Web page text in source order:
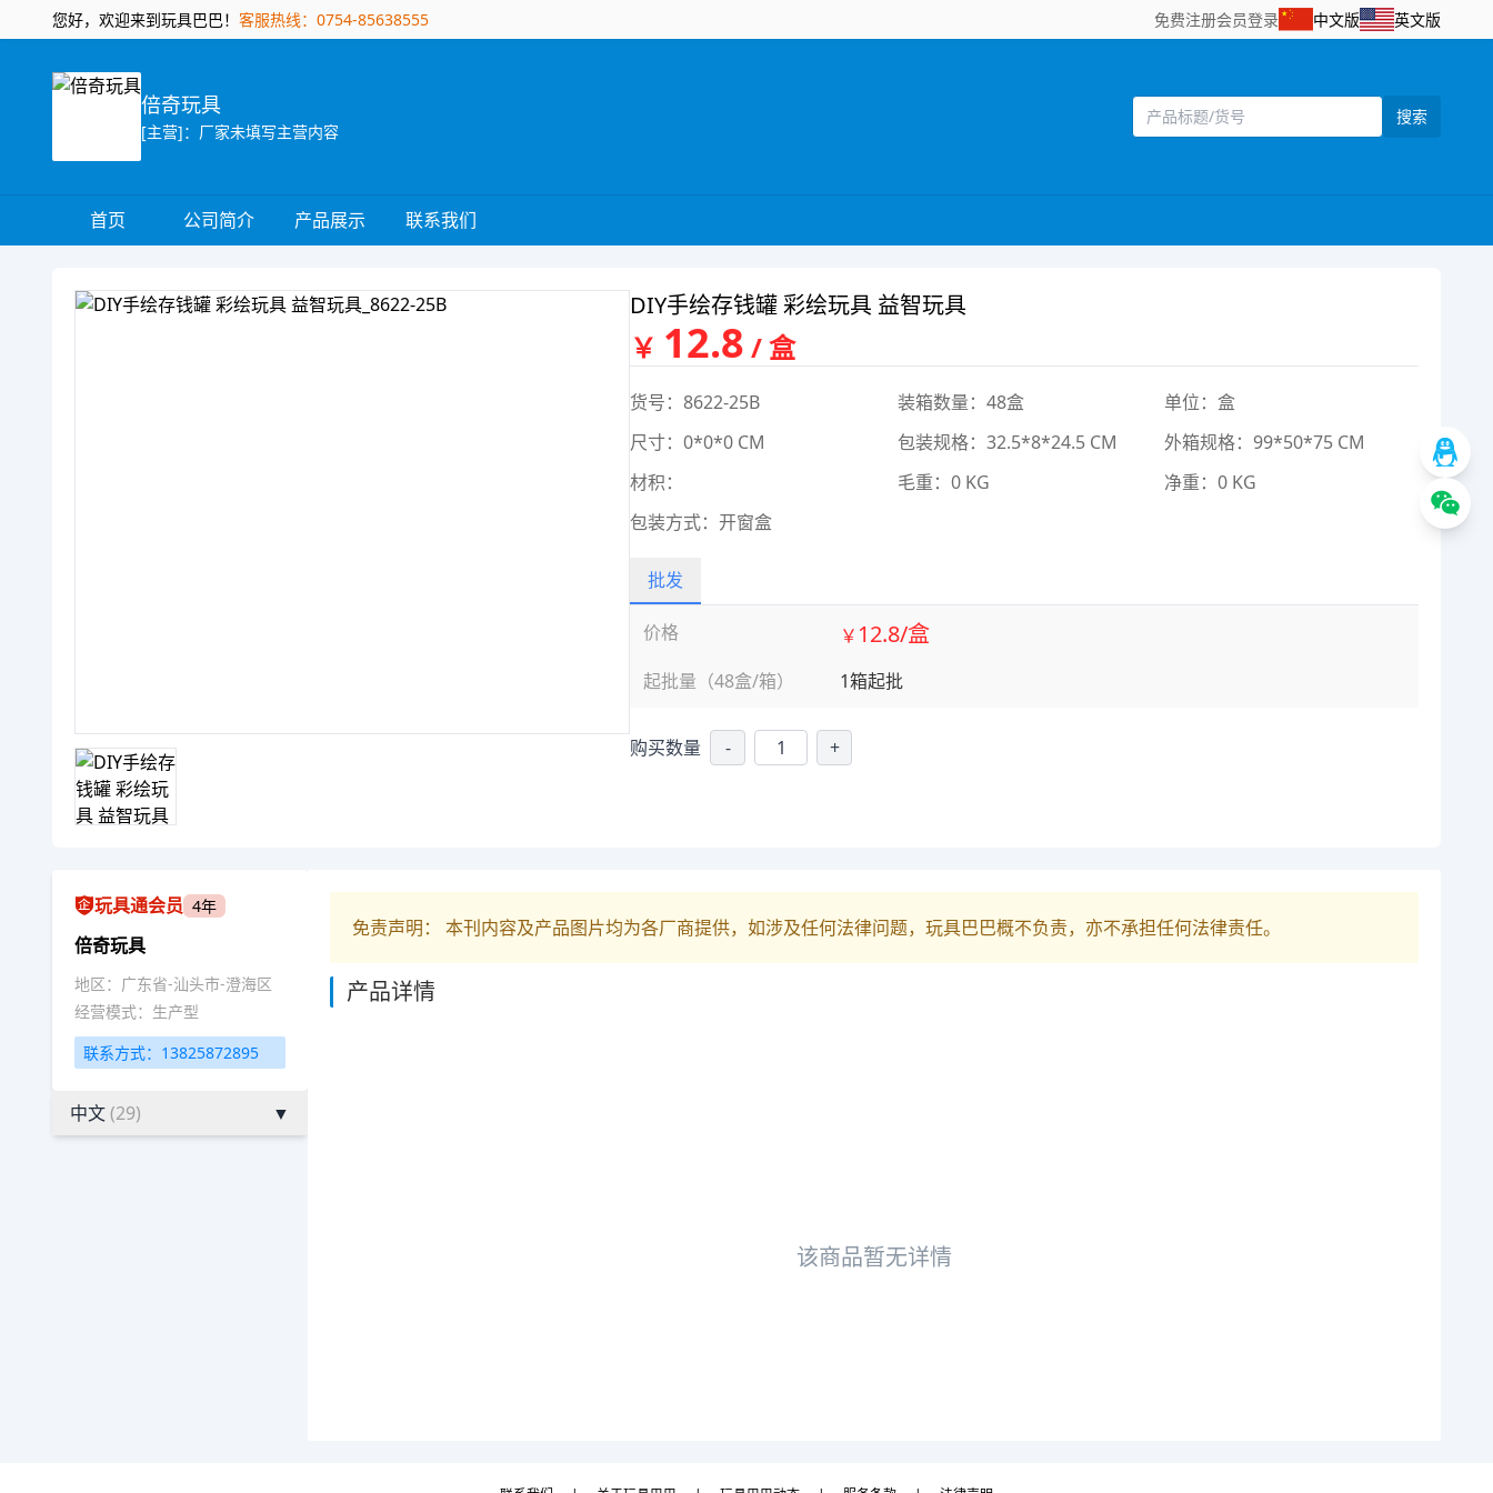
您好，欢迎来到玩具巴巴！ 客服热线：0754-85638555 免费注册会员登录 中文版 英文版
倍奇玩具
[主营]：厂家未填写主营内容
搜索
首页 公司简介 产品展示 联系我们
DIY手绘存钱罐 彩绘玩具 益智玩具
￥ 12.8 / 盒
货号：8622-25B 装箱数量：48盒
单位：盒
尺寸：0*0*0 CM
包装规格：32.5*8*24.5 CM
外箱规格：99*50*75 CM
材积：
毛重：0 KG
净重：0 KG
包装方式：开窗盒
批发
价格
起批量（48盒/箱）
￥ 12.8/盒
1箱起批
购买数量 - +
玩具通会员 4年
倍奇玩具
地区：广东省-汕头市-澄海区
经营模式：生产型
联系方式：13825872895
中文(29) ▼
免责声明： 本刊内容及产品图片均为各厂商提供，如涉及任何法律问题，玩具巴巴概不负责，亦不承担任何法律责任。
产品详情
该商品暂无详情